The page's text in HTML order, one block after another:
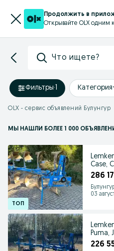
Продолжить в
Открывайте OLX одним
Что ищете?
Фильтры·1 Категория
OLX - сервис объявлений Булунгур
МЫ НАШЛИ БОЛЕЕ 1 000
Case,
286
03
Puma,
226